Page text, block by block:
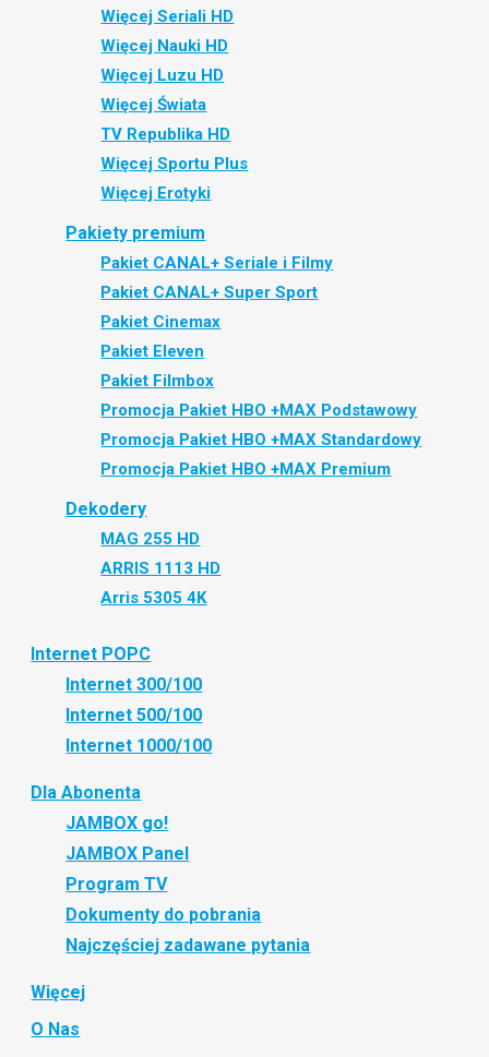
Więcej Seriali HD
Więcej Nauki HD
Więcej Luzu HD
Więcej Świata
TV Republika HD
Więcej Sportu Plus
Więcej Erotyki
Pakiety premium
Pakiet CANAL+ Seriale i Filmy
Pakiet CANAL+ Super Sport
Pakiet Cinemax
Pakiet Eleven
Pakiet Filmbox
Promocja Pakiet HBO +MAX Podstawowy
Promocja Pakiet HBO +MAX Standardowy
Promocja Pakiet HBO +MAX Premium
Dekodery
MAG 255 HD
ARRIS 1113 HD
Arris 5305 4K
Internet POPC
Internet 300/100
Internet 500/100
Internet 1000/100
Dla Abonenta
JAMBOX go!
JAMBOX Panel
Program TV
Dokumenty do pobrania
Najczęściej zadawane pytania
Więcej
O Nas